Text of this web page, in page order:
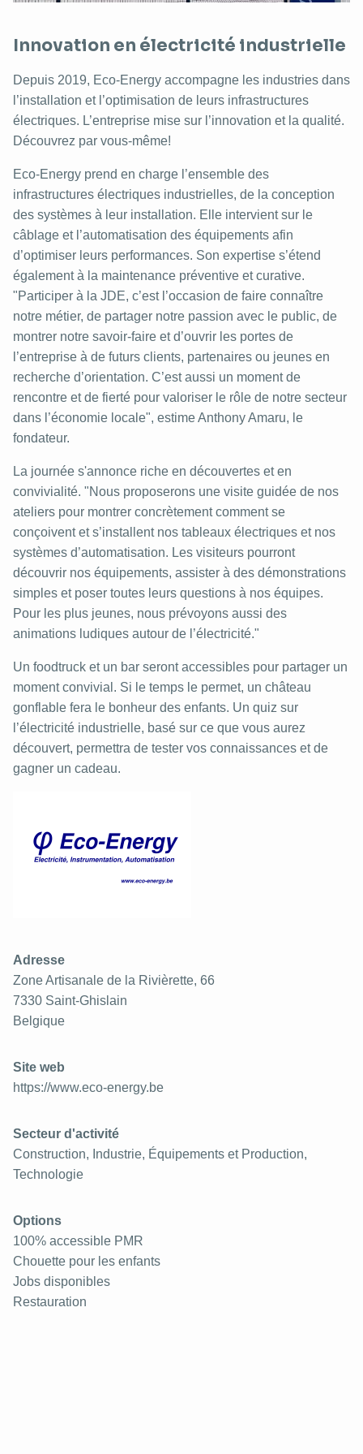
Innovation en électricité industrielle
Depuis 2019, Eco-Energy accompagne les industries dans
l’installation et l’optimisation de leurs infrastructures
électriques. L’entreprise mise sur l’innovation et la qualité.
Découvrez par vous-même!
Eco-Energy prend en charge l’ensemble des
infrastructures électriques industrielles, de la conception
des systèmes à leur installation. Elle intervient sur le
câblage et l’automatisation des équipements afin
d’optimiser leurs performances. Son expertise s’étend
également à la maintenance préventive et curative.
"Participer à la JDE, c’est l’occasion de faire connaître
notre métier, de partager notre passion avec le public, de
montrer notre savoir-faire et d’ouvrir les portes de
l’entreprise à de futurs clients, partenaires ou jeunes en
recherche d’orientation. C’est aussi un moment de
rencontre et de fierté pour valoriser le rôle de notre secteur
dans l’économie locale", estime Anthony Amaru, le
fondateur.
La journée s'annonce riche en découvertes et en
convivialité. "Nous proposerons une visite guidée de nos
ateliers pour montrer concrètement comment se
conçoivent et s’installent nos tableaux électriques et nos
systèmes d’automatisation. Les visiteurs pourront
découvrir nos équipements, assister à des démonstrations
simples et poser toutes leurs questions à nos équipes.
Pour les plus jeunes, nous prévoyons aussi des
animations ludiques autour de l’électricité."
Un foodtruck et un bar seront accessibles pour partager un
moment convivial. Si le temps le permet, un château
gonflable fera le bonheur des enfants. Un quiz sur
l’électricité industrielle, basé sur ce que vous aurez
découvert, permettra de tester vos connaissances et de
gagner un cadeau.
Adresse
Zone Artisanale de la Rivièrette, 66
7330 Saint-Ghislain
Belgique
Site web
https://www.eco-energy.be
Secteur d'activité
Construction, Industrie, Équipements et Production,
Technologie
Options
100% accessible PMR
Chouette pour les enfants
Jobs disponibles
Restauration